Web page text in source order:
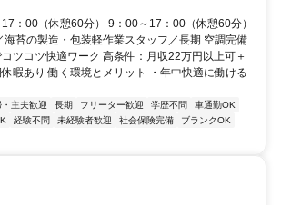
：00（休憩60分） 9：00～17：00（休憩60分）
海苔の製造・包装軽作業スタッフ／長期 空調完備
ツコツ快適ワーク 高条件：月収22万円以上可＋
暇あり 働く環境とメリット ・年中快適に働ける
・主夫歓迎 長期 フリーター歓迎 学歴不問
車通勤OK
経験不問 未経験者歓迎 社会保険完備
ブランクOK